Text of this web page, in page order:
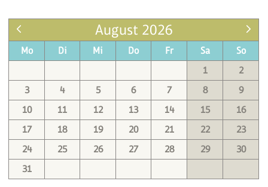
August 2026
Mo Di Mi Do Fr Sa
So
1
2
3
4 5 6 7 8
9
10
11 12 13 14 15
16
17
18 19 20 21 22
23
24
25 26 27 28 29
30
31